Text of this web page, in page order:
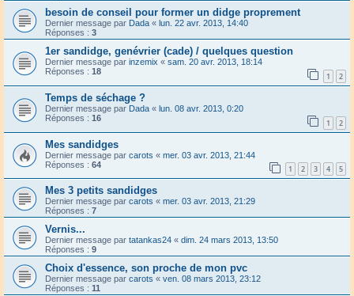
besoin de conseil pour former un didge proprement
Dernier message par Dada « lun. 22 avr. 2013, 14:40
Réponses : 3
1er sandidge, genévrier (cade) / quelques question
Dernier message par inzemix « sam. 20 avr. 2013, 18:14
Réponses : 18 1 2
Temps de séchage ?
Dernier message par Dada « lun. 08 avr. 2013, 0:20
Réponses : 16 1 2
Mes sandidges
Dernier message par carots « mer. 03 avr. 2013, 21:44
Réponses : 64 1 2 3 4 5
Mes 3 petits sandidges
Dernier message par carots « mer. 03 avr. 2013, 21:29
Réponses : 7
Vernis...
Dernier message par tatankas24 « dim. 24 mars 2013, 13:50
Réponses : 9
Choix d'essence, son proche de mon pvc
Dernier message par carots « ven. 08 mars 2013, 23:12
Réponses : 11